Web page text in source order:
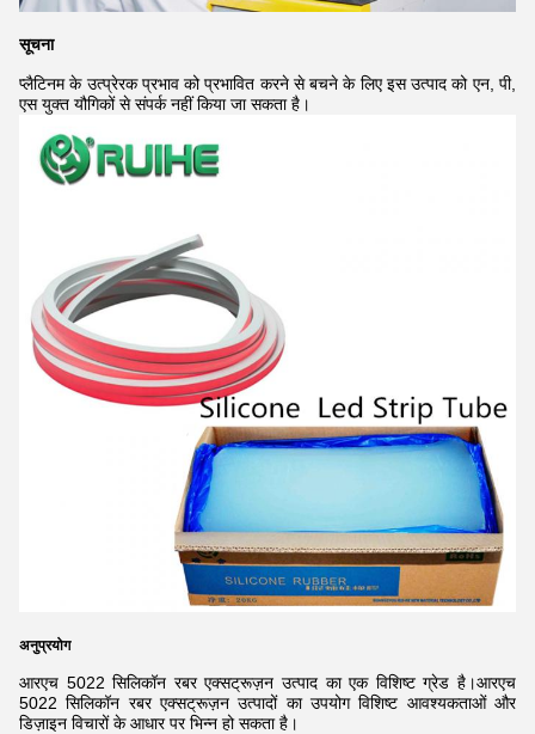
सूचना
प्लैटिनम के उत्प्रेरक प्रभाव को प्रभावित करने से बचने के लिए इस उत्पाद को एन, पी,
एस युक्त यौगिकों से संपर्क नहीं किया जा सकता है।
अनुप्रयोग
आरएच 5022 सिलिकॉन रबर एक्सट्रूज़न उत्पाद का एक विशिष्ट ग्रेड है।आरएच
5022 सिलिकॉन रबर एक्सट्रूज़न उत्पादों का उपयोग विशिष्ट आवश्यकताओं और
डिज़ाइन विचारों के आधार पर भिन्न हो सकता है।